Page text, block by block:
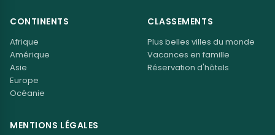
CONTINENTS
Afrique
Amérique
Asie
Europe
Océanie
CLASSEMENTS
Plus belles villes du monde
Vacances en famille
Réservation d'hôtels
MENTIONS LÉGALES